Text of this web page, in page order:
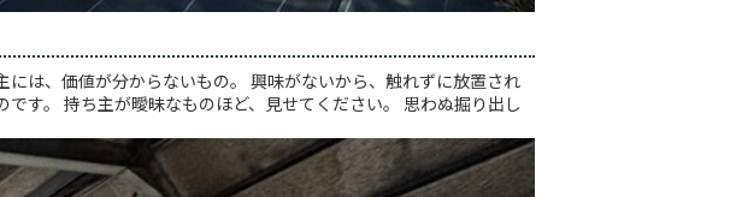
は、価値が分からないもの。 興味がないから、触れずに放置され
す。 持ち主が曖昧なものほど、見せてください。 思わぬ掘り出し